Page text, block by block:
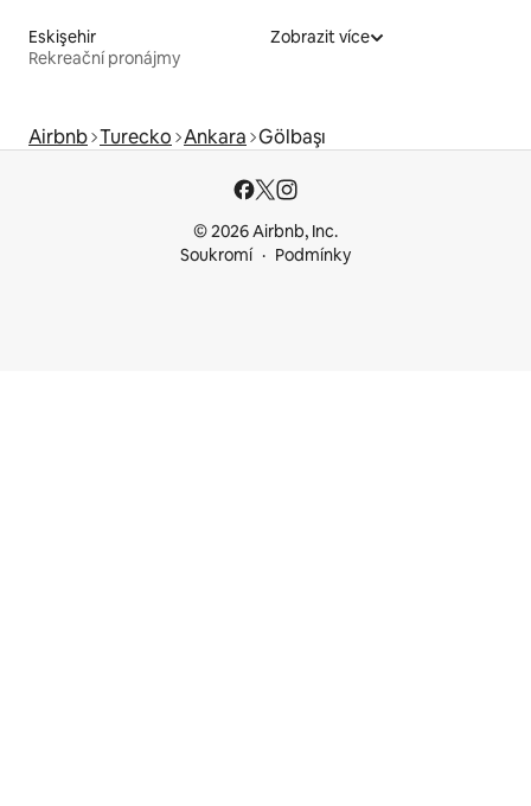
Eskişehir
Rekreační pronájmy
Zobrazit více
Airbnb Turecko Ankara Gölbaşı
© 2026 Airbnb, Inc.
Soukromí
Podmínky